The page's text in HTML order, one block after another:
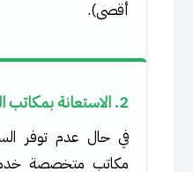
أقصى).
2. الاستعانة بمكاتب السداد الشرعية
في حال عدم توفر
مكاتب متخصصة